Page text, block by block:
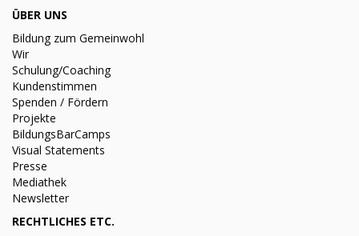
ÜBER UNS
Bildung zum Gemeinwohl
Wir
Schulung/Coaching
Kundenstimmen
Spenden / Fördern
Projekte
BildungsBarCamps
Visual Statements
Presse
Mediathek
Newsletter
RECHTLICHES ETC.